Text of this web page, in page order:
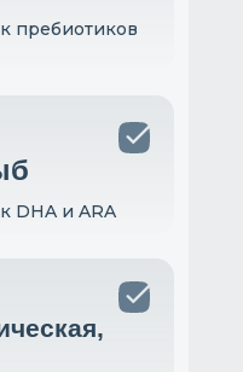
пребиотиков
DHA и ARA